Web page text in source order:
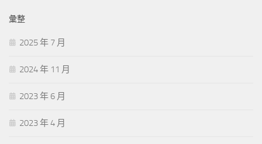
彙整
2025 年 7 月
2024 年 11 月
2023 年 6 月
2023 年 4 月